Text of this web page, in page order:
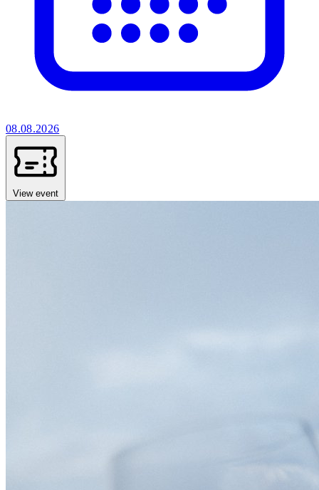
08.08.2026
View event